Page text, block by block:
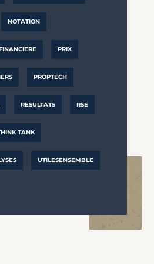
NOTATION
PRIX
PROPTECH
RESULTATS RSE
TANK
UTILESENSEMBLE